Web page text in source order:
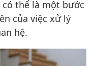
thể là một bước
của việc xử lý
hệ.